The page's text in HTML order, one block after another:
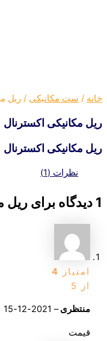
خانه / ست مکانیکی / ریل
ریل مکانیکی اکسترنال
ریل مکانیکی اکسترنال
نظرات (1)
1 دیدگاه برای ریل
امتیاز
4
از 5
منتظری–
2021-12-15
قیمت